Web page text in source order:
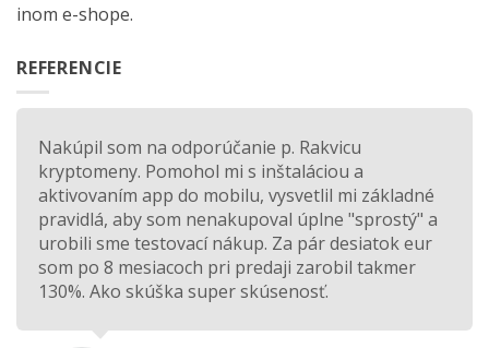
inom e-shope.
REFERENCIE
Nakúpil som na odporúčanie p. Rakvicu
kryptomeny. Pomohol mi s inštaláciou a
aktivovaním app do mobilu, vysvetlil mi základné
pravidlá, aby som nenakupoval úplne "sprostý" a
urobili sme testovací nákup. Za pár desiatok eur
som po 8 mesiacoch pri predaji zarobil takmer
130%. Ako skúška super skúsenosť.